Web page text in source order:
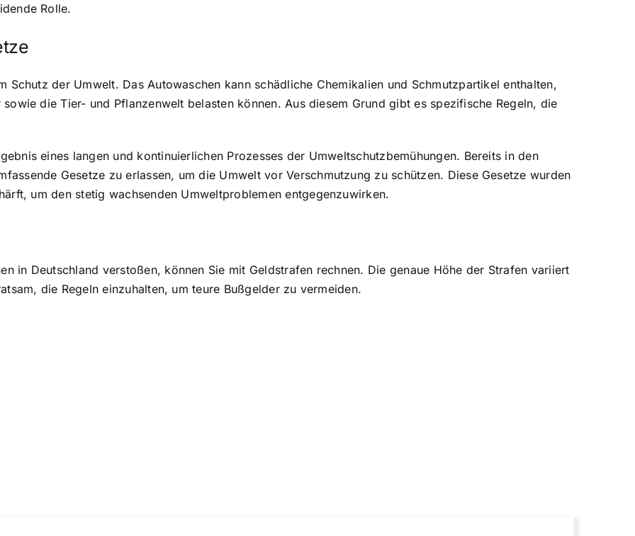
Rolle.
Schutz der Umwelt. Das Autowaschen kann schädliche Chemikalien und Schmutzpartikel enthalten,
die Tier- und Pflanzenwelt belasten können. Aus diesem Grund gibt es spezifische Regeln, die
eines langen und kontinuierlichen Prozesses der Umweltschutzbemühungen. Bereits in den
Gesetze zu erlassen, um die Umwelt vor Verschmutzung zu schützen. Diese Gesetze wurden
um den stetig wachsenden Umweltproblemen entgegenzuwirken.
in Deutschland verstoßen, können Sie mit Geldstrafen rechnen. Die genaue Höhe der Strafen variiert
die Regeln einzuhalten, um teure Bußgelder zu vermeiden.